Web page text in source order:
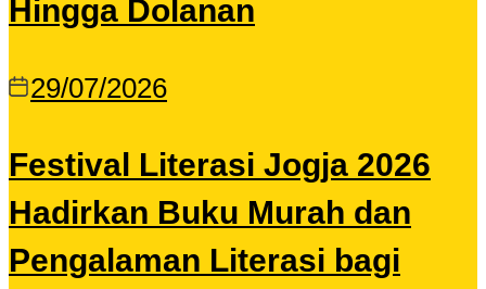
Hingga Dolanan
29/07/2026
Festival Literasi Jogja 2026
Hadirkan Buku Murah dan
Pengalaman Literasi bagi